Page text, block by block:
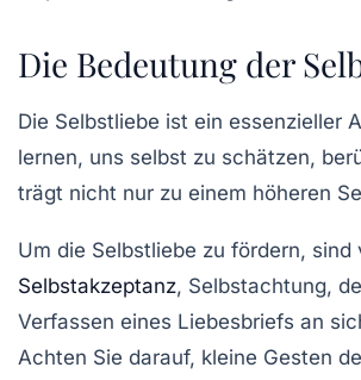
Die Bedeutung der
Die Selbstliebe ist ein essenzieller
lernen, uns selbst zu schätzen,
trägt nicht nur zu einem höheren
Um die Selbstliebe zu fördern, sind
Selbstakzeptanz, Selbstachtung,
Verfassen eines Liebesbriefs an
Achten Sie darauf, kleine Gesten